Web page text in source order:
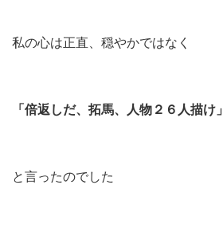
私の心は正直、穏やかではなく
「倍返しだ、拓馬、人物２６人描け」
と言ったのでした